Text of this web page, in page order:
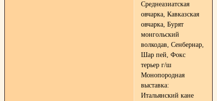
Среднеазиатская
овчарка, Кавказская
овчарка, Бурят
монгольский
волкодав, Сенбернар,
Шар пей, Фокс
терьер г/ш
Монопородная
выставка:
Итальянский кане